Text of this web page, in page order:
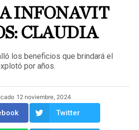
INFONAVIT
CLAUDIA
los beneficios que brindará el
por años.
12 noviembre, 2024
Twitter